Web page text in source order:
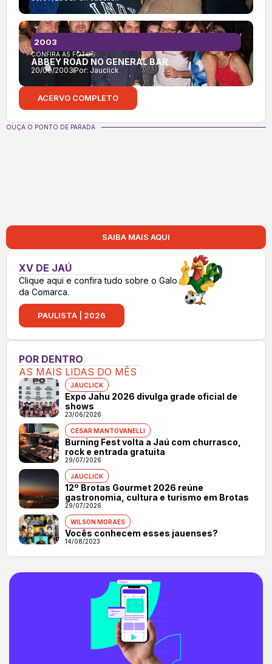
CONFIRA AS FOTOS:
ABBEY ROAD NO GENERAL BAR
20/09/2003Por: Jauclick
2003
ACERVO COMPLETO
OUÇA O PONTO DE PARADA
SAIBA MAIS AQUI
XV DE JAÚ
Clique aqui e confira tudo sobre o Galo
da Comarca.
PAULISTA | 2026
POR DENTRO
AS MAIS LIDAS DO MÊS
JAUCLICK
Expo Jahu 2026 divulga grade oficial de
shows
23/06/2026
CÉSAR MANTOVANELLI
Burning Fest volta a Jaú com churrasco,
rock e entrada gratuita
29/07/2026
JAUCLICK
12º Brotas Gourmet 2026 reúne
gastronomia, cultura e turismo em Brotas
29/07/2026
WILSON MORAES
Vocês conhecem esses jauenses?
14/08/2023